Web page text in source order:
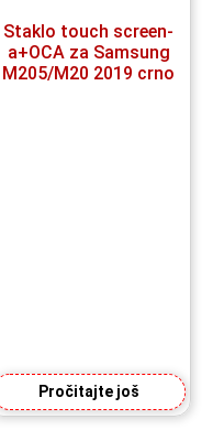
Staklo touch screen-
a+OCA za Samsung
M205/M20 2019 crno
Pročitajte još